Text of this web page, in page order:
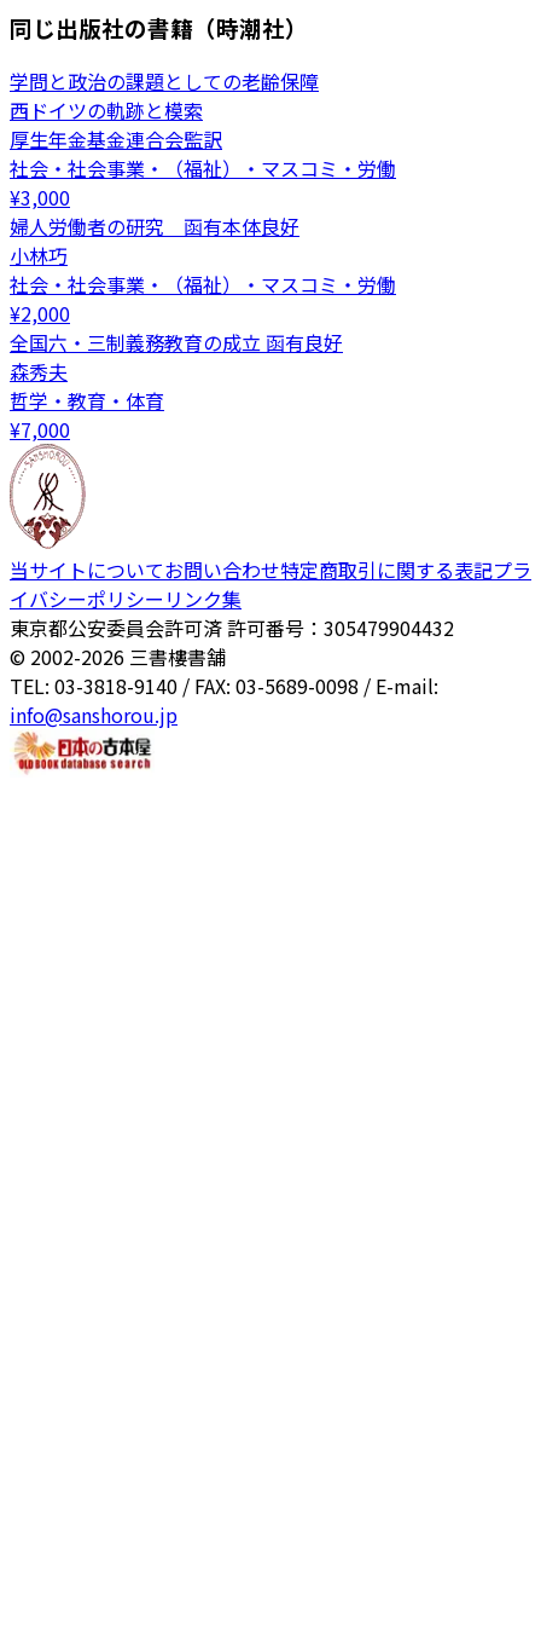
同じ出版社の書籍（時潮社）
学問と政治の課題としての老齢保障
西ドイツの軌跡と模索
厚生年金基金連合会監訳
社会・社会事業・（福祉）・マスコミ・労働
¥3,000
婦人労働者の研究 函有本体良好
小林巧
社会・社会事業・（福祉）・マスコミ・労働
¥2,000
全国六・三制義務教育の成立 函有良好
森秀夫
哲学・教育・体育
¥7,000
当サイトについてお問い合わせ特定商取引に関する表記プラ
イバシーポリシー リンク集
東京都公安委員会許可済 許可番号：305479904432
© 2002-2026 三書樓書舗
TEL: 03-3818-9140 / FAX: 03-5689-0098 / E-mail:
info@sanshorou.jp